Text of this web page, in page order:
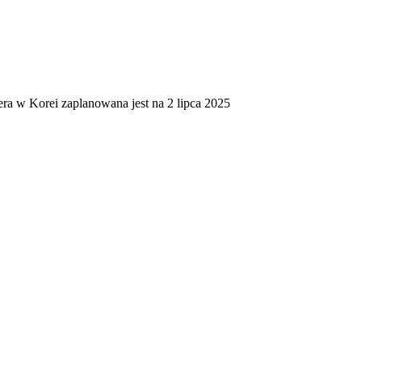
w Korei zaplanowana jest na 2 lipca 2025